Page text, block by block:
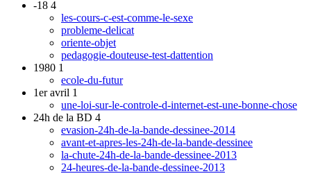
-18 4
les-cours-c-est-comme-le-sexe
probleme-delicat
oriente-objet
pedagogie-douteuse-test-dattention
1980 1
ecole-du-futur
1er avril 1
une-loi-sur-le-controle-d-internet-est-une-bonne-chose
24h de la BD 4
evasion-24h-de-la-bande-dessinee-2014
avant-et-apres-les-24h-de-la-bande-dessinee
la-chute-24h-de-la-bande-dessinee-2013
24-heures-de-la-bande-dessinee-2013